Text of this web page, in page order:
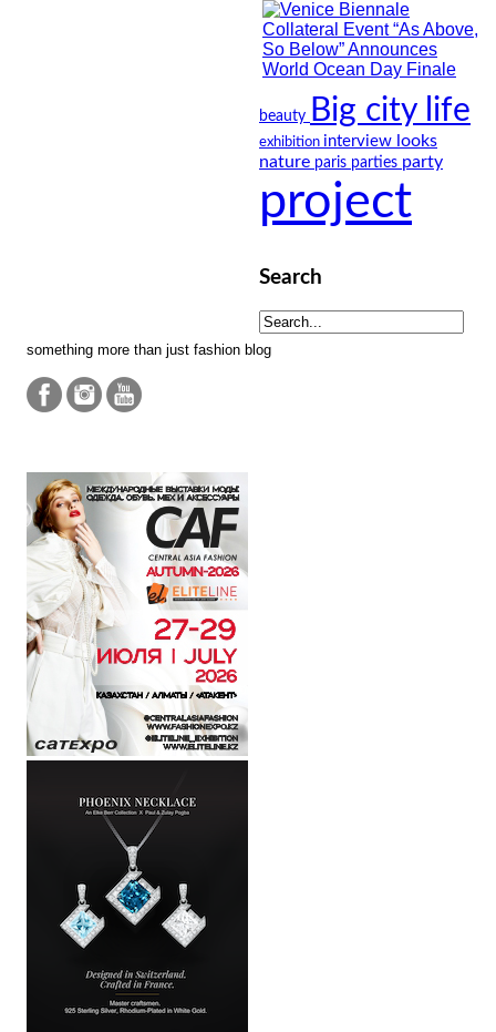
beauty Big city life
exhibition interview looks
nature paris parties party
project
Search
something more than just fashion blog